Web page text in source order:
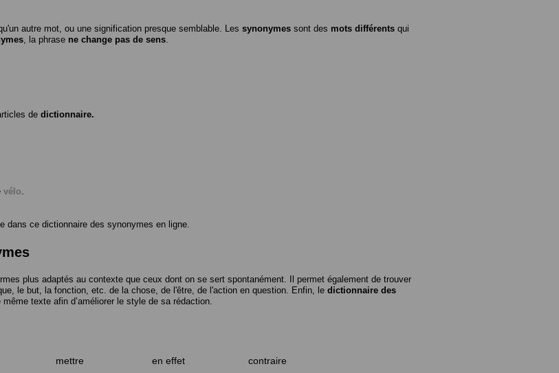
autre mot, ou une signification presque semblable. Les synonymes sont des mots différents qui
, la phrase ne change pas de sens
de dictionnaire.
vélo
dans ce dictionnaire des synonymes en ligne.
plus adaptés au contexte que ceux dont on se sert spontanément. Il permet également de trouver
le but, la fonction, etc. de la chose, de l'être, de l'action en question. Enfin, le dictionnaire des
texte afin d’améliorer le style de sa rédaction.
mettre en effet contraire